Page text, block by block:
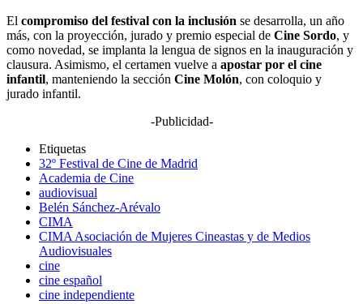
El compromiso del festival con la inclusión se desarrolla, un año
más, con la proyección, jurado y premio especial de Cine Sordo, y
como novedad, se implanta la lengua de signos en la inauguración y
clausura. Asimismo, el certamen vuelve a apostar por el cine
infantil, manteniendo la sección Cine Molón, con coloquio y
jurado infantil.
-Publicidad-
Etiquetas
32º Festival de Cine de Madrid
Academia de Cine
audiovisual
Belén Sánchez-Arévalo
CIMA
CIMA Asociación de Mujeres Cineastas y de Medios
Audiovisuales
cine
cine español
cine independiente